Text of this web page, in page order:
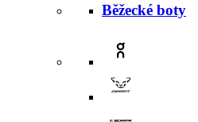
Běžecké boty